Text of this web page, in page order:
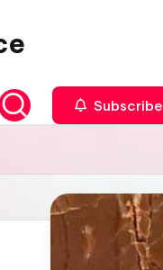
Subscribe